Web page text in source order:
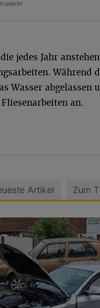
jedes Jahr
Während
Wasser abgelassen
an.
Artikel Zum